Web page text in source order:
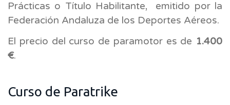
Prácticas o Título Habilitante, emitido por la
Federación Andaluza de los Deportes Aéreos.
El precio del curso de paramotor es de 1.400
€.
Curso de Paratrike